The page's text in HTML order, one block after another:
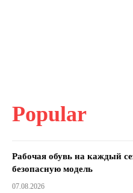
Popular
Рабочая обувь на каждый
безопасную модель
07.08.2026